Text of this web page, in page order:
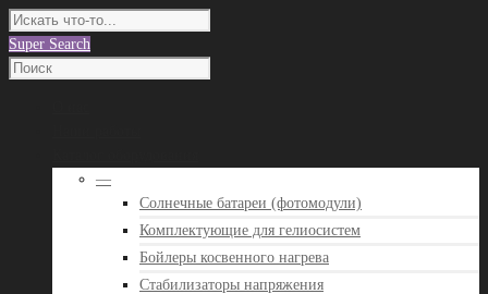
Super Search
—
Солнечные батареи (фотомодули)
Комплектующие для гелиосистем
Бойлеры косвенного нагрева
Стабилизаторы напряжения